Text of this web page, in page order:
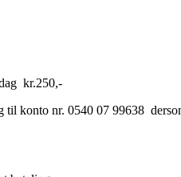
kr.250,-
til konto nr. 0540 07 99638